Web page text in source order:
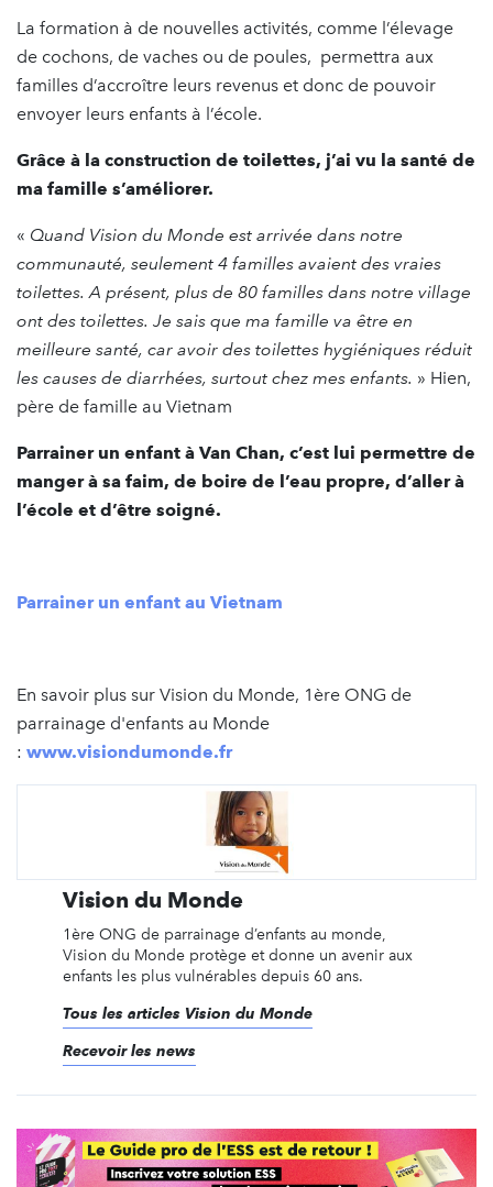
La formation à de nouvelles activités, comme l’élevage
de cochons, de vaches ou de poules, permettra aux
familles d’accroître leurs revenus et donc de pouvoir
envoyer leurs enfants à l’école.
Grâce à la construction de toilettes, j’ai vu la santé de
ma famille s’améliorer.
« Quand Vision du Monde est arrivée dans notre
communauté, seulement 4 familles avaient des vraies
toilettes. A présent, plus de 80 familles dans notre village
ont des toilettes. Je sais que ma famille va être en
meilleure santé, car avoir des toilettes hygiéniques réduit
les causes de diarrhées, surtout chez mes enfants. » Hien,
père de famille au Vietnam
Parrainer un enfant à Van Chan, c’est lui permettre de
manger à sa faim, de boire de l’eau propre, d’aller à
l’école et d’être soigné.
Parrainer un enfant au Vietnam
En savoir plus sur Vision du Monde, 1ère ONG de
parrainage d'enfants au Monde
: www.visiondumonde.fr
Vision du Monde
1ère ONG de parrainage d’enfants au monde,
Vision du Monde protège et donne un avenir aux
enfants les plus vulnérables depuis 60 ans.
Tous les articles Vision du Monde
Recevoir les news